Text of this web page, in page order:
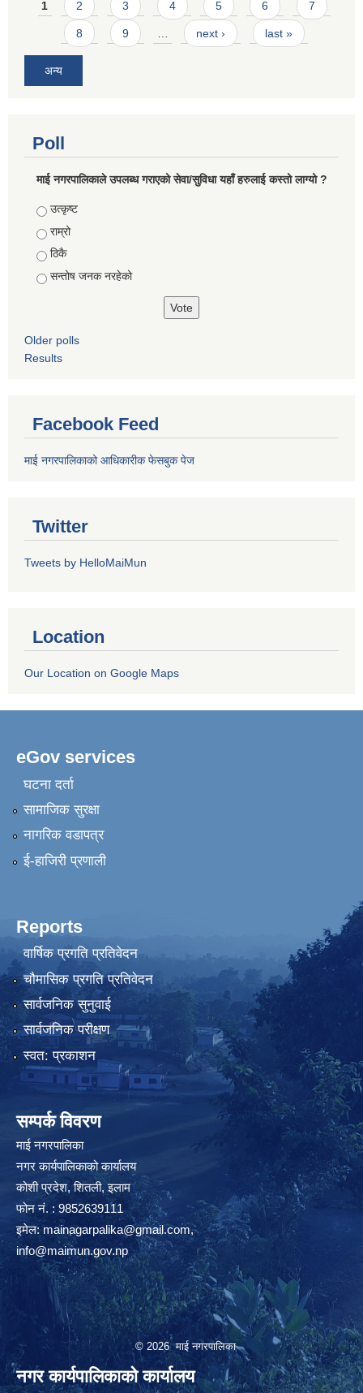
1 2 3 4 5 6 7
8 9 next › last »
अन्य
Poll
माई नगरपालिकाले उपलब्ध गराएको सेवा/सुविधा यहाँ हरुलाई कस्तो लाग्यो ?
Choices
उत्कृष्ट
राम्रो
ठिकै
सन्तोष जनक नरहेको
Older polls
Results
Facebook Feed
माई नगरपालिकाको आधिकारीक फेसबुक पेज
Twitter
Tweets by HelloMaiMun
Location
Our Location on Google Maps
eGov services
घटना दर्ता
सामाजिक सुरक्षा
नागरिक वडापत्र
ई-हाजिरी प्रणाली
Reports
वार्षिक प्रगति प्रतिवेदन
चौमासिक प्रगति प्रतिवेदन
सार्वजनिक सुनुवाई
सार्वजनिक परीक्षण
स्वत: प्रकाशन
सम्पर्क विवरण
माई नगरपालिका
नगर कार्यपालिकाको कार्यालय
कोशी प्रदेश, शितली, इलाम
फोन नं. : 9852639111
इमेल:mainagarpalika@gmail.com,
info@maimun.gov.np
© 2026 माई नगरपालिका
नगर कार्यपालिकाको कार्यालय